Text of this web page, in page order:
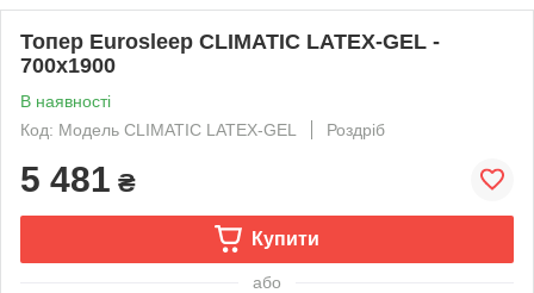
Топер Eurosleep CLIMATIC LATEX-GEL -
700х1900
В наявності
Код: Модель CLIMATIC LATEX-GEL
Роздріб
5 481 ₴
Купити
або